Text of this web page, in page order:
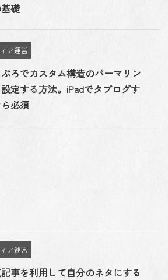
礎
ア運営
ろでカスタム構造のパーマリン
定する方法。iPadでタブログす
必須
ア運営
事を利用して自分のネタにする